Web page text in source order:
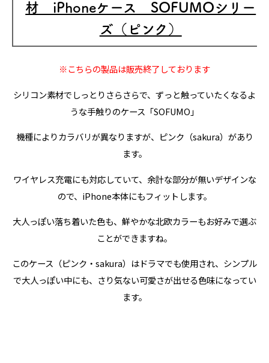
材 iPhoneケース SOFUMOシリー
ズ（ピンク）
※こちらの製品は販売終了しております
シリコン素材でしっとりさらさらで、ずっと触っていたくなるよ
うな手触りのケース「SOFUMO」
機種によりカラバリが異なりますが、ピンク（sakura）があり
ます。
ワイヤレス充電にも対応していて、余計な部分が無いデザインな
ので、iPhone本体にもフィットします。
大人っぽい落ち着いた色も、鮮やかな北欧カラーもお好みで選ぶ
ことができますね。
このケース（ピンク・sakura）はドラマでも使用され、シンプル
で大人っぽい中にも、さり気ない可愛さが出せる色味になってい
ます。